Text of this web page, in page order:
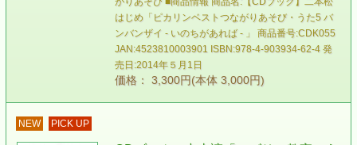
はじめ「ピカリンベストつながりあそび・うた5 バ
ンバンザイ - いのちがあれば - 」 商品番号:CDK055
JAN:4523810003901 ISBN:978-4-903934-62-4 発
売日:2014年５月1日
価格： 3,300円(本体 3,000円)
NEW PICK UP